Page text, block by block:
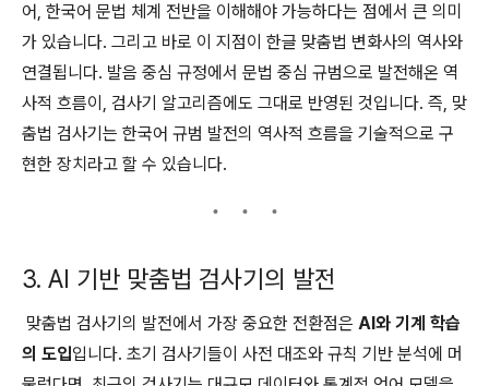
어, 한국어 문법 체계 전반을 이해해야 가능하다는 점에서 큰 의미
가 있습니다. 그리고 바로 이 지점이 한글 맞춤법 변화사의 역사와
연결됩니다. 발음 중심 규정에서 문법 중심 규범으로 발전해온 역
사적 흐름이, 검사기 알고리즘에도 그대로 반영된 것입니다. 즉, 맞
춤법 검사기는 한국어 규범 발전의 역사적 흐름을 기술적으로 구
현한 장치라고 할 수 있습니다.
3. AI 기반 맞춤법 검사기의 발전
맞춤법 검사기의 발전에서 가장 중요한 전환점은 AI와 기계 학습
의 도입입니다. 초기 검사기들이 사전 대조와 규칙 기반 분석에 머